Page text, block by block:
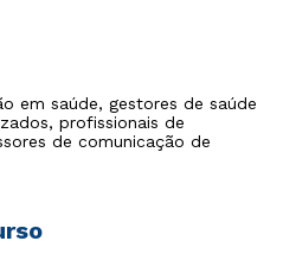
em saúde, gestores de saúde
profissionais de
de comunicação de